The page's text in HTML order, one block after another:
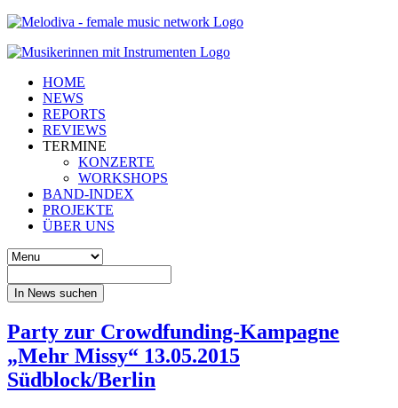
HOME
NEWS
REPORTS
REVIEWS
TERMINE
KONZERTE
WORKSHOPS
BAND-INDEX
PROJEKTE
ÜBER UNS
In News suchen
Party zur Crowdfunding-Kampagne
„Mehr Missy“ 13.05.2015
Südblock/Berlin